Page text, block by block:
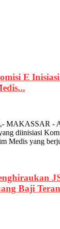
E
MAKASSAR -
diinisiasi
Medis yang
Baji